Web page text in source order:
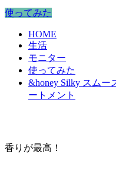
使ってみた
HOME
生活
モニター
使ってみた
&honey Silky スムー
ートメント
香りが最高！